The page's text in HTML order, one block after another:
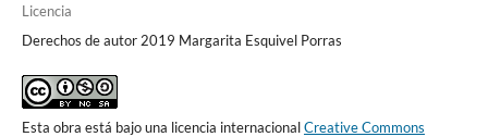
Licencia
Derechos de autor 2019 Margarita Esquivel Porras
Esta obra está bajo una licencia internacionalCreative Commons